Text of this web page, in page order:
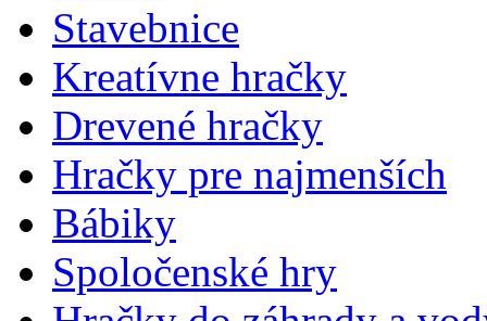
Stavebnice
Kreatívne hračky
Drevené hračky
Hračky pre najmenších
Bábiky
Spoločenské hry